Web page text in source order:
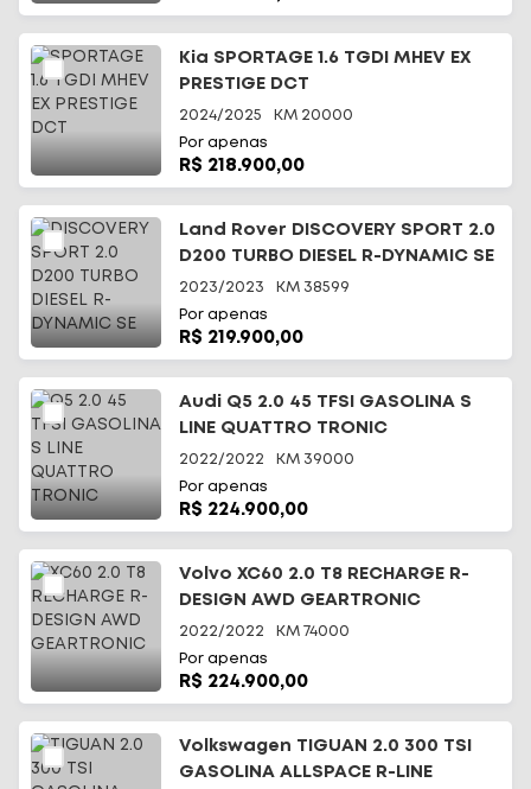
Kia SPORTAGE 1.6 TGDI MHEV EX
PRESTIGE DCT
2024/2025 KM 20000
Por apenas
R$ 218.900,00
Land Rover DISCOVERY SPORT 2.0
D200 TURBO DIESEL R-DYNAMIC SE
2023/2023 KM 38599
Por apenas
R$ 219.900,00
Audi Q5 2.0 45 TFSI GASOLINA S
LINE QUATTRO TRONIC
2022/2022 KM 39000
Por apenas
R$ 224.900,00
Volvo XC60 2.0 T8 RECHARGE R-
DESIGN AWD GEARTRONIC
2022/2022 KM 74000
Por apenas
R$ 224.900,00
Volkswagen TIGUAN 2.0 300 TSI
GASOLINA ALLSPACE R-LINE